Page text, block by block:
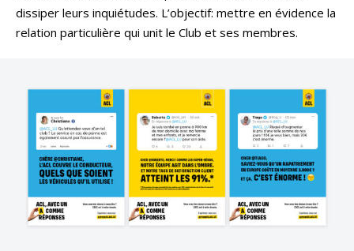
dissiper leurs inquiétudes. L’objectif: mettre en évidence la
relation particulière qui unit le Club et ses membres.